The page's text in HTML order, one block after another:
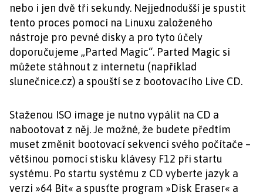
nebo i jen dvě tři sekundy. Nejjednodušší je spustit
tento proces pomocí na Linuxu založeného
nástroje pro pevné disky a pro tyto účely
doporučujeme „Parted Magic“. Parted Magic si
můžete stáhnout z internetu (například
slunečnice.cz) a spouští se z bootovacího Live CD.
Staženou ISO image je nutno vypálit na CD a
nabootovat z něj. Je možné, že budete předtím
muset změnit bootovací sekvenci svého počítače –
většinou pomocí stisku klávesy F12 při startu
systému. Po startu systému z CD vyberte jazyk a
verzi »64 Bit« a spusťte program »Disk Eraser« a